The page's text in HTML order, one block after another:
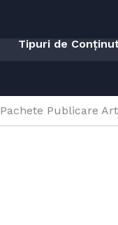
Tipuri de
Pachete Publicare